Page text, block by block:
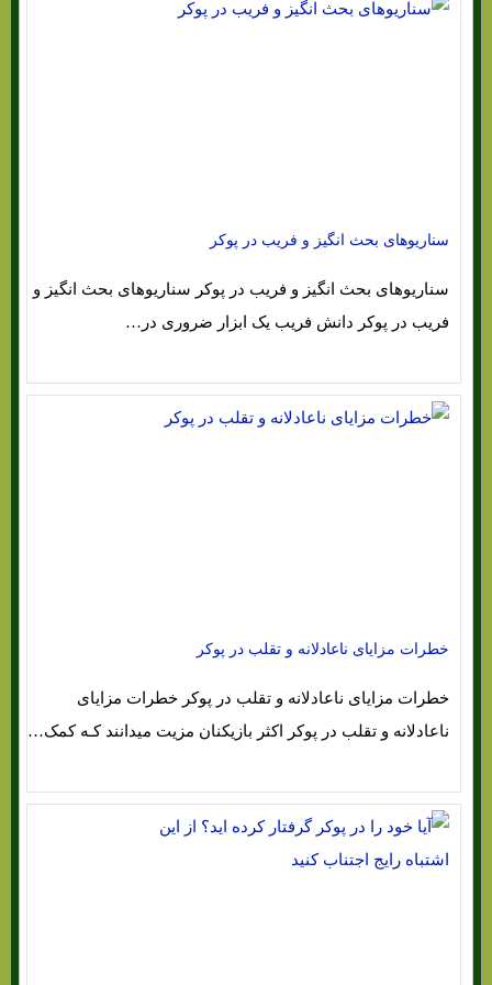
سناریوهای بحث انگیز و فریب در پوکر
سناریوهای بحث انگیز و فریب در پوکر سناریوهای بحث انگیز و
فریب در پوکر دانش فریب یک ابزار ضروری در…
خطرات مزایای ناعادلانه و تقلب در پوکر
خطرات مزایای ناعادلانه و تقلب در پوکر خطرات مزایای
ناعادلانه و تقلب در پوکر اکثر بازیکنان مزیت میدانند کـه کمک…